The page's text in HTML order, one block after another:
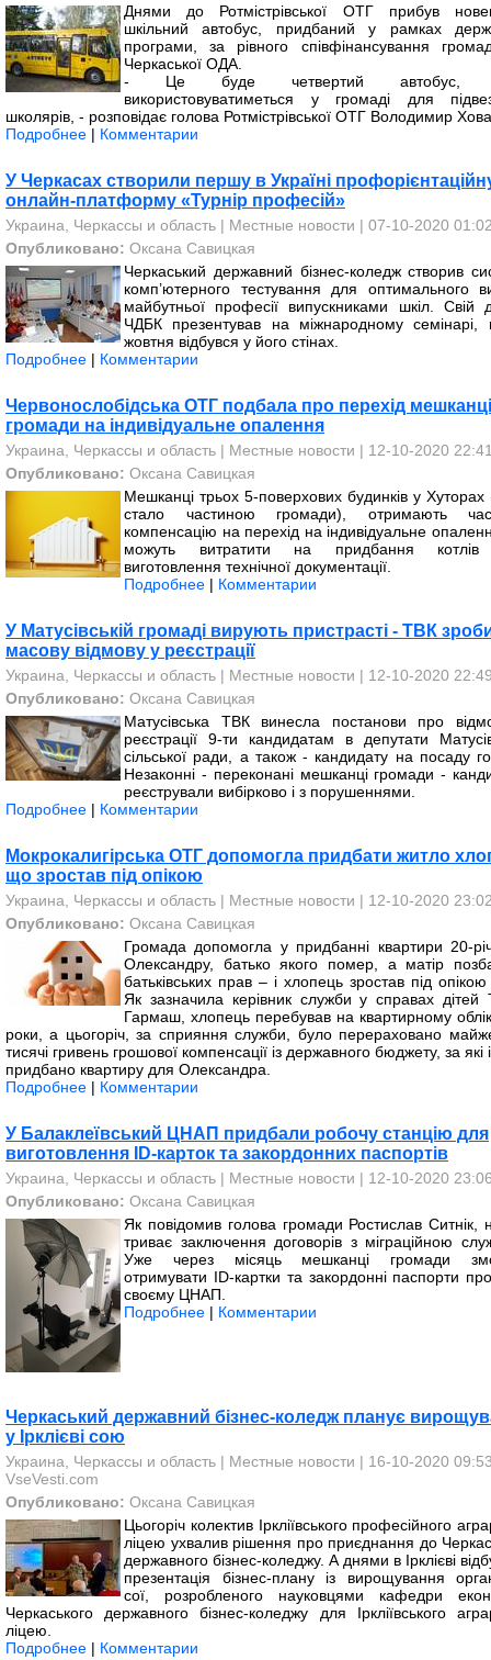
Днями до Ротмістрівської ОТГ прибув
шкільний автобус, придбаний у рамках
програми, за рівного співфінансування
Черкаської ОДА.
- Це буде четвертий автобус,
використовуватиметься у громаді для
школярів, - розповідає голова Ротмістрівської ОТГ Володимир
Подробнее | Комментарии
У Черкасах створили першу в Україні
онлайн-платформу «Турнір професій»
Украина, Черкассы и область | Местные новости | 07-10-2020
Опубликовано: Оксана Савицкая
Черкаський державний бізнес-коледж створив
комп’ютерного тестування для оптимального
майбутньої професії випускниками шкіл. Свій
ЧДБК презентував на міжнародному
жовтня відбувся у його стінах.
Подробнее | Комментарии
Червонослобідська ОТГ подбала про перехід
громади на індивідуальне опалення
Украина, Черкассы и область | Местные новости | 12-10-2020
Опубликовано: Оксана Савицкая
Мешканці трьох 5-поверхових будинків у Хуторах
стало частиною громади), отримають
компенсацію на перехід на індивідуальне
можуть витратити на придбання
виготовлення технічної документації.
Подробнее | Комментарии
У Матусівській громаді вирують пристрасті - ТВК
масову відмову у реєстрації
Украина, Черкассы и область | Местные новости | 12-10-2020
Опубликовано: Оксана Савицкая
Матусівська ТВК винесла постанови про
реєстрації 9-ти кандидатам в депутати
сільської ради, а також - кандидату на посаду
Незаконні - переконані мешканці громади -
реєстрували вибірково і з порушеннями.
Подробнее | Комментарии
Мокрокалигірська ОТГ допомогла придбати житло
що зростав під опікою
Украина, Черкассы и область | Местные новости | 12-10-2020
Опубликовано: Оксана Савицкая
Громада допомогла у придбанні квартири 20-
Олександру, батько якого помер, а матір
батьківських прав – і хлопець зростав під опікою
Як зазначила керівник служби у справах дітей
Гармаш, хлопець перебував на квартирному
роки, а цьогоріч, за сприяння служби, було перераховано
тисячі гривень грошової компенсації із державного бюджету, за які
придбано квартиру для Олександра.
Подробнее | Комментарии
У Балаклеївський ЦНАП придбали робочу станцію для
виготовлення ID-карток та закордонних паспортів
Украина, Черкассы и область | Местные новости | 12-10-2020
Опубликовано: Оксана Савицкая
Як повідомив голова громади Ростислав Ситнік,
триває заключення договорів з міграційною
Уже через місяць мешканці громади
отримувати ID-картки та закордонні паспорти
своєму ЦНАП.
Подробнее | Комментарии
Черкаський державний бізнес-коледж планує
у Ірклієві сою
Украина, Черкассы и область | Местные новости | 16-10-2020
VseVesti.com
Опубликовано: Оксана Савицкая
Цьогоріч колектив Іркліївського професійного
ліцею ухвалив рішення про приєднання до
державного бізнес-коледжу. А днями в Ірклієві
презентація бізнес-плану із вирощування
сої, розробленого науковцями кафедри
Черкаського державного бізнес-коледжу для Іркліївського
ліцею.
Подробнее | Комментарии